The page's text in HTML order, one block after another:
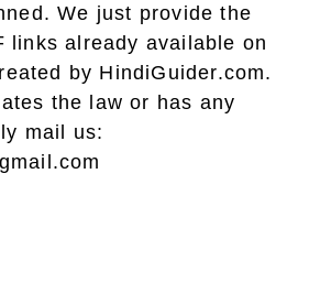
We just provide the
links already available on
by HindiGuider.com.
the law or has any
mail us: